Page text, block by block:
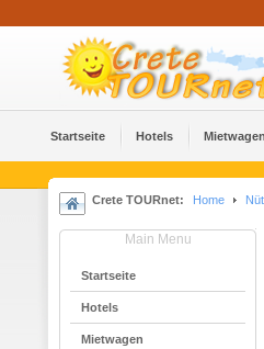
Startseite Hotels Mietwagen
Crete TOURnet: Home
Main Menu
Startseite
Hotels
Mietwagen